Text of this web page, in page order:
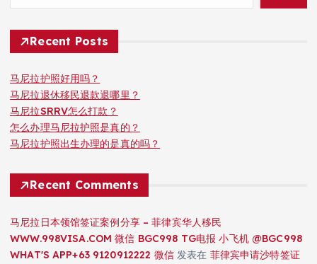
Recent Posts
马尼拉护照好用吗？
马尼拉退休移民退款退哪里？
马尼拉SRRV怎么打款？
怎么办理马尼拉护照是真的？
马尼拉护照出生办理的是真的吗？
Recent Comments
马尼拉日本领馆签证案例分享 – 菲律宾华人移民
WWW.998VISA.COM 微信 BGC998 TG电报 小飞机 @BGC998
WHAT'S APP+63 9120912222 微信发表在 菲律宾申请沙特签证